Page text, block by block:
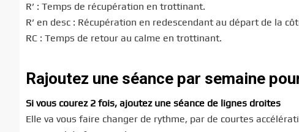
R’ : Temps de récupération en trottinant.
R’ en desc : Récupération en redescendant au départ de la
RC : Temps de retour au calme en trottinant.
Rajoutez une séance par semaine
Si vous courez 2 fois, ajoutez une séance de lignes droites
Elle va vous faire changer de rythme, par de courtes